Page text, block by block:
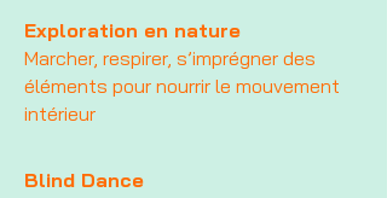
Exploration en nature
Marcher, respirer, s’imprégner des
éléments pour nourrir le mouvement
intérieur
Blind Dance